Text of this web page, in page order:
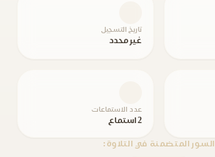
تاريخ التسجيل
غير محدد
عدد الاستماعات
2 استماع
السور المتضمنة في التلاوة: